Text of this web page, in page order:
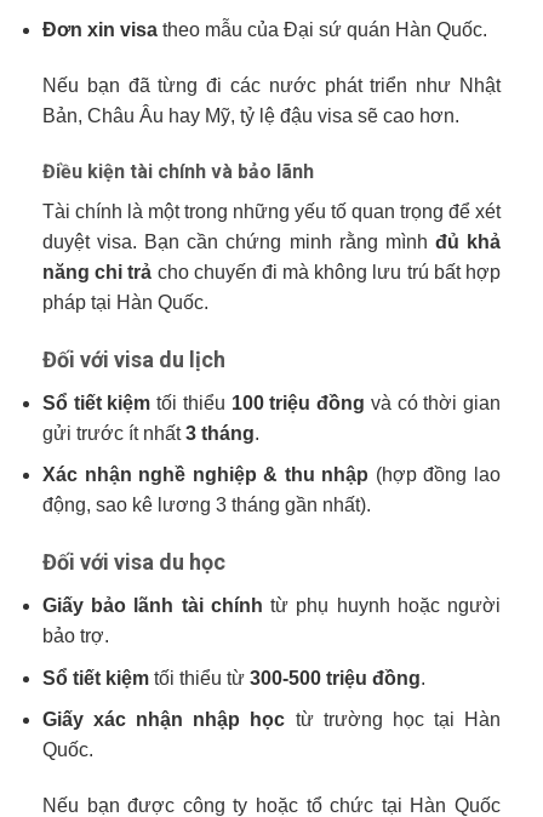
Đơn xin visa theo mẫu của Đại sứ quán Hàn Quốc.
Nếu bạn đã từng đi các nước phát triển như Nhật
Bản, Châu Âu hay Mỹ, tỷ lệ đậu visa sẽ cao hơn.
Điều kiện tài chính và bảo lãnh
Tài chính là một trong những yếu tố quan trọng để xét
duyệt visa. Bạn cần chứng minh rằng mình đủ khả
năng chi trả cho chuyến đi mà không lưu trú bất hợp
pháp tại Hàn Quốc.
Đối với visa du lịch
Sổ tiết kiệm tối thiểu 100 triệu đồng và có thời gian
gửi trước ít nhất3 tháng.
Xác nhận nghề nghiệp & thu nhập (hợp đồng lao
động, sao kê lương 3 tháng gần nhất).
Đối với visa du học
Giấy bảo lãnh tài chính từ phụ huynh hoặc người
bảo trợ.
Sổ tiết kiệm tối thiểu từ 300-500 triệu đồng.
Giấy xác nhận nhập học từ trường học tại Hàn
Quốc.
Nếu bạn được công ty hoặc tổ chức tại Hàn Quốc